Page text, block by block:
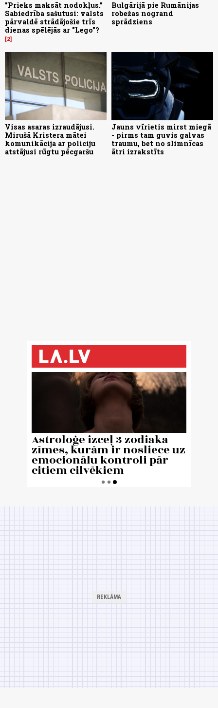
"Prieks maksāt nodokļus."
Sabiedrība sašutusi: valsts
pārvaldē strādājošie trīs
dienas spēlējās ar "Lego"?
2
Bulgārijā pie Rumānijas
robežas nogrand
sprādziens
Visas asaras izraudājusi.
Mirušā Kristera mātei
komunikācija ar policiju
atstājusi rūgtu pēcgaršu
Jauns vīrietis mirst miegā
- pirms tam guvis galvas
traumu, bet no slimnīcas
ātri izrakstīts